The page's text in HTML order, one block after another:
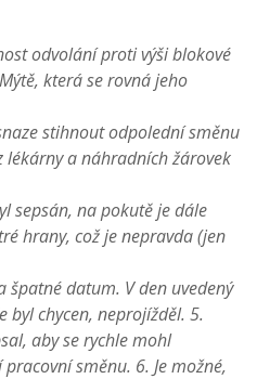
odvolání proti výši blokové
která se rovná jeho
stihnout odpolední směnu
a náhradních žárovek
sepsán, na pokutě je dále
hrany, což je nepravda (jen
špatné datum. V den uvedený
byl chycen, neprojížděl. 5.
aby se rychle mohl
směnu. 6. Je možné,